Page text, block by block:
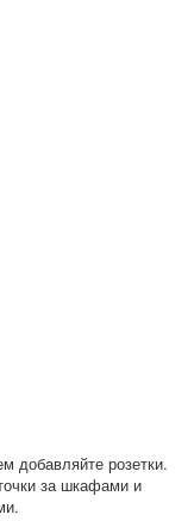
добавляйте розетки.
за шкафами и